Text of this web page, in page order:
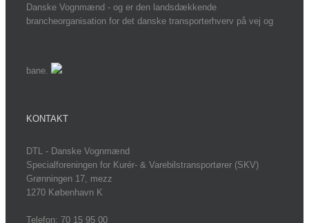
Danske Vognmænd - og er den landsdækkende
brancheorganisation for det danske transporterhverv på vej og
bane.
KONTAKT
DTL - Danske Vognmænd
Specialforeningen for Kurér- & Varebilstransportører (SKV)
Grønningen 17, mezz
1270 København K
Telefon: 70 15 95 00